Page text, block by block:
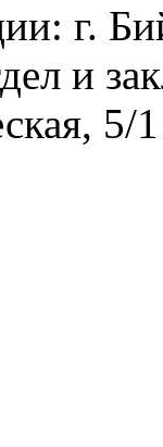
г.
и
5/1